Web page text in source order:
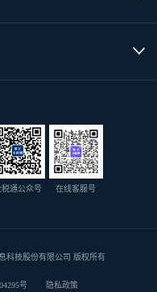
税通公众号 在线客服号
科技股份有限公司 版权所有
号 隐私政策